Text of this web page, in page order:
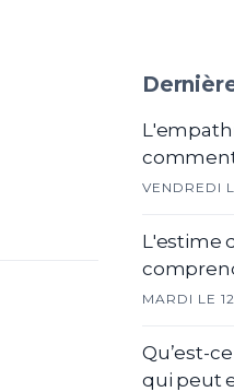
VENDREDI
L'estime
MARDI LE
Qu’est-
qui peut